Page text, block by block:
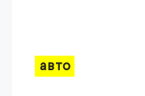
авто